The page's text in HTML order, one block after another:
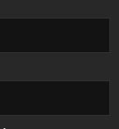
costos